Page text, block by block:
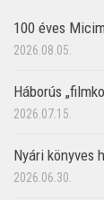
100 éves
2026.08.05.
Háborús
2026.07.15.
Nyári könyves
2026.06.30.